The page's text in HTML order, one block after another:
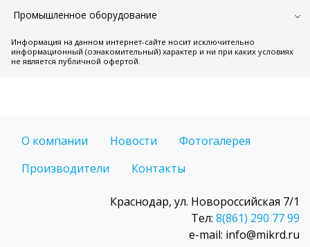
Промышленное оборудование
Информация на данном интернет-сайте носит исключительно
информационный (ознакомительный) характер и ни при каких условиях
не является публичной офертой.
О компании Новости
Фотогалерея
Производители
Контакты
Краснодар, ул. Новороссийская 7/1
Тел: 8(861) 290 77 99
e-mail: info@mikrd.ru